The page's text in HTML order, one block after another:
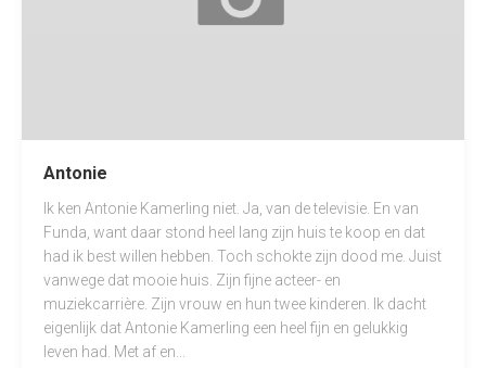
Antonie
Ik ken Antonie Kamerling niet. Ja, van de televisie. En van
Funda, want daar stond heel lang zijn huis te koop en dat
had ik best willen hebben. Toch schokte zijn dood me. Juist
vanwege dat mooie huis. Zijn fijne acteer- en
muziekcarrière. Zijn vrouw en hun twee kinderen. Ik dacht
eigenlijk dat Antonie Kamerling een heel fijn en gelukkig
leven had. Met af en...